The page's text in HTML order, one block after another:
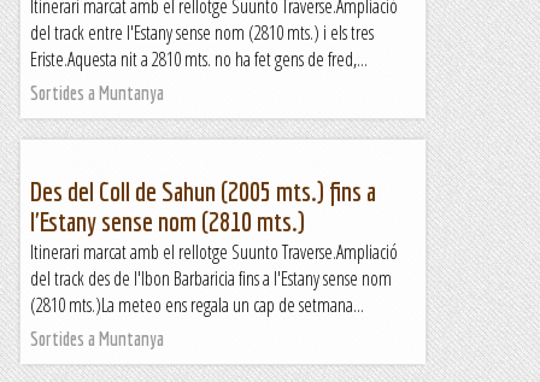
Itinerari marcat amb el rellotge Suunto Traverse.Ampliació
del track entre l'Estany sense nom (2810 mts.) i els tres
Eriste.Aquesta nit a 2810 mts. no ha fet gens de fred,...
Sortides a Muntanya
Des del Coll de Sahun (2005 mts.) fins a
l'Estany sense nom (2810 mts.)
Itinerari marcat amb el rellotge Suunto Traverse.Ampliació
del track des de l'Ibon Barbaricia fins a l'Estany sense nom
(2810 mts.)La meteo ens regala un cap de setmana...
Sortides a Muntanya